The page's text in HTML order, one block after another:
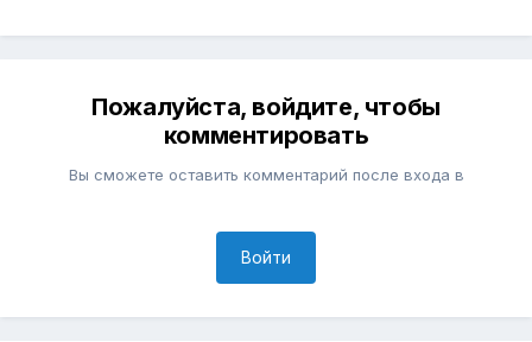
Пожалуйста, войдите, чтобы
комментировать
Вы сможете оставить комментарий после входа в
Войти